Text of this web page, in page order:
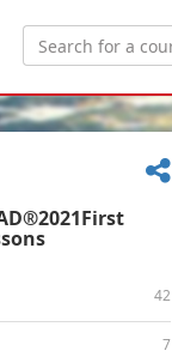
42
7